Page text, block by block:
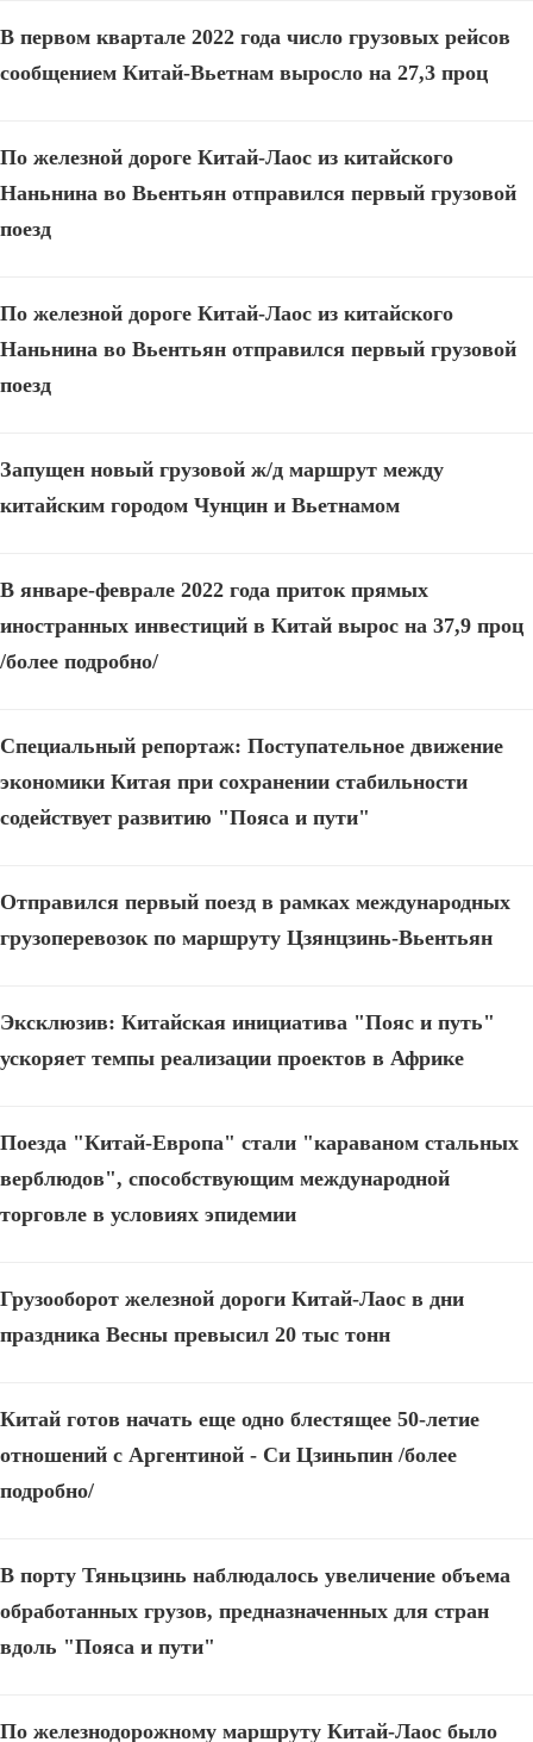
В первом квартале 2022 года число грузовых рейсов
сообщением Китай-Вьетнам выросло на 27,3 проц
По железной дороге Китай-Лаос из китайского
Наньнина во Вьентьян отправился первый грузовой
поезд
По железной дороге Китай-Лаос из китайского
Наньнина во Вьентьян отправился первый грузовой
поезд
Запущен новый грузовой ж/д маршрут между
китайским городом Чунцин и Вьетнамом
В январе-феврале 2022 года приток прямых
иностранных инвестиций в Китай вырос на 37,9 проц
/более подробно/
Специальный репортаж: Поступательное движение
экономики Китая при сохранении стабильности
содействует развитию "Пояса и пути"
Отправился первый поезд в рамках международных
грузоперевозок по маршруту Цзянцзинь-Вьентьян
Эксклюзив: Китайская инициатива "Пояс и путь"
ускоряет темпы реализации проектов в Африке
Поезда "Китай-Европа" стали "караваном стальных
верблюдов", способствующим международной
торговле в условиях эпидемии
Грузооборот железной дороги Китай-Лаос в дни
праздника Весны превысил 20 тыс тонн
Китай готов начать еще одно блестящее 50-летие
отношений с Аргентиной - Си Цзиньпин /более
подробно/
В порту Тяньцзинь наблюдалось увеличение объема
обработанных грузов, предназначенных для стран
вдоль "Пояса и пути"
По железнодорожному маршруту Китай-Лаос было